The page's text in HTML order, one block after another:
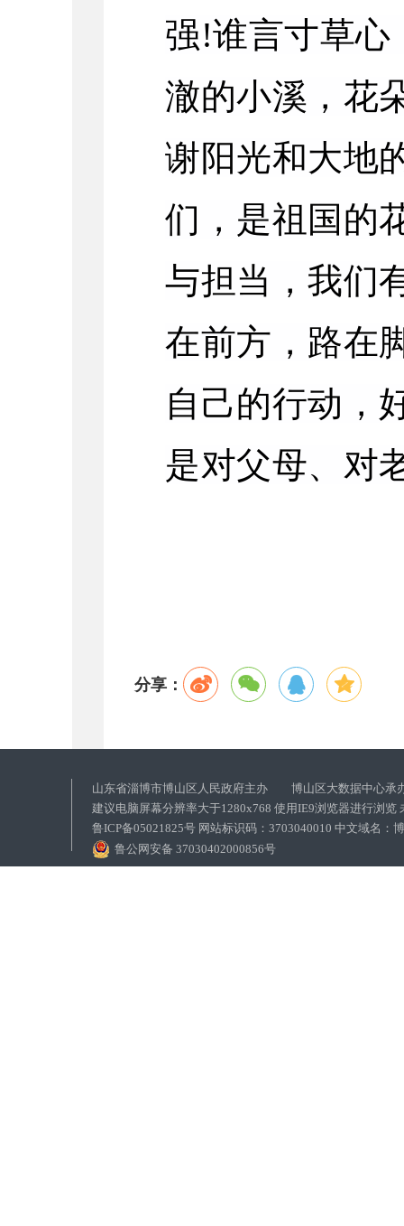
强!谁言寸草心
澈的小溪，花
谢阳光和大地
们，是祖国的
与担当，我们
在前方，路在
自己的行动，
是对父母、对
分享：
山东省淄博市博山区人民政府主办 博山区大数据中心承
建议电脑屏幕分辨率大于1280x768 使用IE9浏览器进行浏览
鲁ICP备05021825号 网站标识码：3703040010 中文域名：
鲁公网安备 37030402000856号